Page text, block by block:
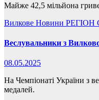
Майже 42,5 мільйона
Вилкове Новини РЕГІОН
Веслувальники з
08.05.2025
На Чемпіонаті України з
медалей.